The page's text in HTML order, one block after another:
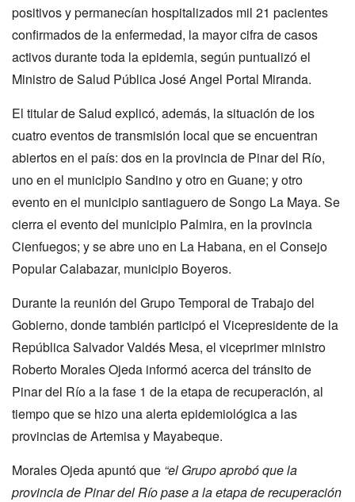
positivos y permanecían hospitalizados mil 21 pacientes
confirmados de la enfermedad, la mayor cifra de casos
activos durante toda la epidemia, según puntualizó el
Ministro de Salud Pública José Angel Portal Miranda.
El titular de Salud explicó, además, la situación de los
cuatro eventos de transmisión local que se encuentran
abiertos en el país: dos en la provincia de Pinar del Río,
uno en el municipio Sandino y otro en Guane; y otro
evento en el municipio santiaguero de Songo La Maya. Se
cierra el evento del municipio Palmira, en la provincia
Cienfuegos; y se abre uno en La Habana, en el Consejo
Popular Calabazar, municipio Boyeros.
Durante la reunión del Grupo Temporal de Trabajo del
Gobierno, donde también participó el Vicepresidente de la
República Salvador Valdés Mesa, el viceprimer ministro
Roberto Morales Ojeda informó acerca del tránsito de
Pinar del Río a la fase 1 de la etapa de recuperación, al
tiempo que se hizo una alerta epidemiológica a las
provincias de Artemisa y Mayabeque.
Morales Ojeda apuntó que “el Grupo aprobó que la
provincia de Pinar del Río pase a la etapa de recuperación